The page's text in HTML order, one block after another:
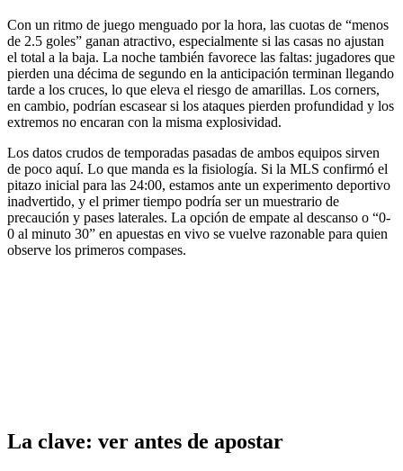
Con un ritmo de juego menguado por la hora, las cuotas de “menos
de 2.5 goles” ganan atractivo, especialmente si las casas no ajustan
el total a la baja. La noche también favorece las faltas: jugadores que
pierden una décima de segundo en la anticipación terminan llegando
tarde a los cruces, lo que eleva el riesgo de amarillas. Los corners,
en cambio, podrían escasear si los ataques pierden profundidad y los
extremos no encaran con la misma explosividad.
Los datos crudos de temporadas pasadas de ambos equipos sirven
de poco aquí. Lo que manda es la fisiología. Si la MLS confirmó el
pitazo inicial para las 24:00, estamos ante un experimento deportivo
inadvertido, y el primer tiempo podría ser un muestrario de
precaución y pases laterales. La opción de empate al descanso o “0-
0 al minuto 30” en apuestas en vivo se vuelve razonable para quien
observe los primeros compases.
La clave: ver antes de apostar